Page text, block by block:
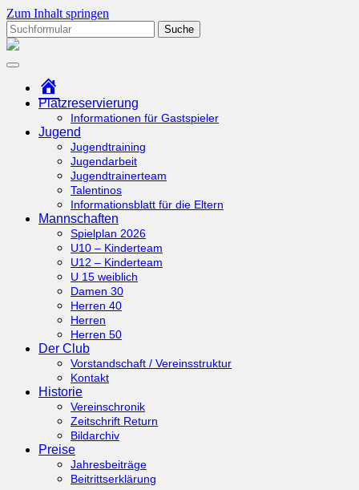
Zum Inhalt springen
Suchen
nach:tcottenhoefen.de
Platzreservierung
Informationen für Gastspieler
Jugend
Jugendtraining
Jugendarbeit
Jugendtrainerteam
Talentinos
Informationsblatt für die Eltern
Mannschaften
Spielplan 2026
U10 – Kinderteam
U12 – Kinderteam
U 15 weiblich
Damen 30
Herren 40
Herren
Herren 50
Der Club
Vorstandschaft / Vereinsstruktur
Kontakt
Historie
Vereinschronik
Zeitschrift Return
Bildarchiv
Preise
Jahresbeiträge
Beitrittserklärung